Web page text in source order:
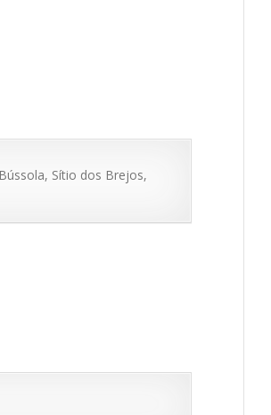
Sítio dos Brejos,